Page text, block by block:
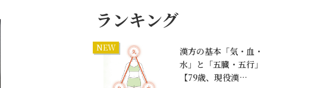
ランキング
NEW
漢方の基本「気・血・
水」と「五臓・五行」
【79歳、現役漢…